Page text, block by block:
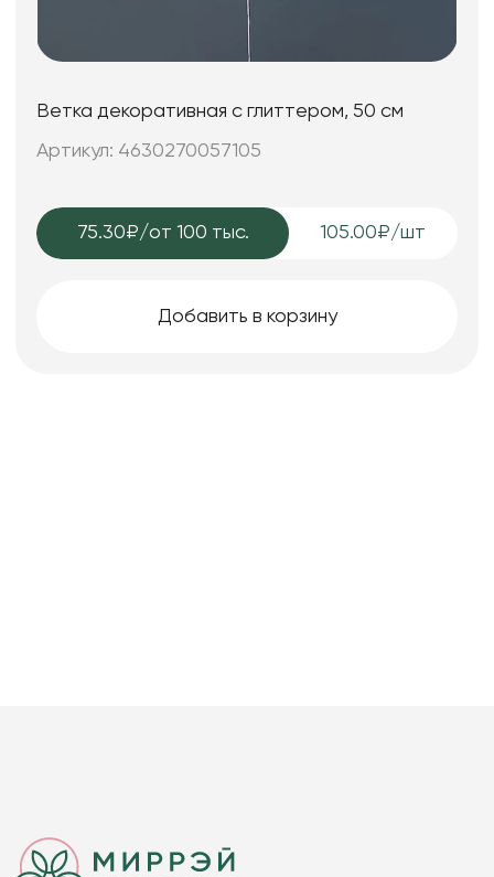
Ветка декоративная с глиттером, 50 см
Артикул: 4630270057105
75.30₽/от 100 тыс. 105.00₽/шт
Добавить в корзину